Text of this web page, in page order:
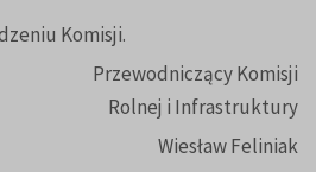
Komisji.
Przewodniczący Komisji
Rolnej i Infrastruktury
Wiesław Feliniak